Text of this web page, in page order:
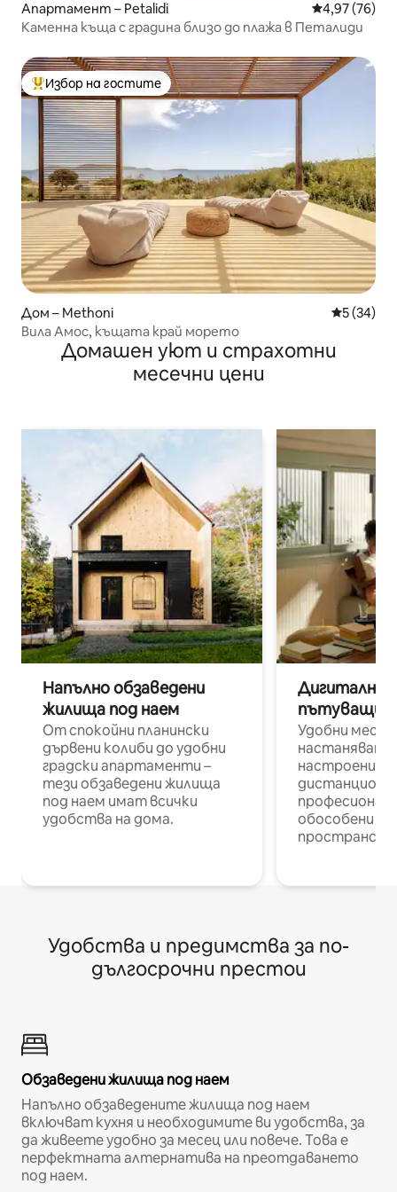
Апартамент – Petalidi Средна
4,97 (76)
Каменна къща с градина близо до плажа в Петалиди
Най-популярен избор на гостите
Избор на гостите
Дом – Methoni Средна
5 (34)
Вила Амос, къщата край морето
Домашен уют и страхотни
месечни цени
Напълно обзаведени
жилища под наем
От спокойни планински
дървени колиби до удобни
градски апартаменти –
тези обзаведени жилища
под наем имат всички
удобства на дома.
Дигитални
пътуващи
Удобни
настаняване
настроени и
обособени
Удобства и предимства за по-
дългосрочни престои
Обзаведени жилища под наем
Напълно обзаведените жилища под наем
включват кухня и необходимите ви удобства, за
да живеете удобно за месец или повече. Това е
перфектната алтернатива на преотдаването
под наем.